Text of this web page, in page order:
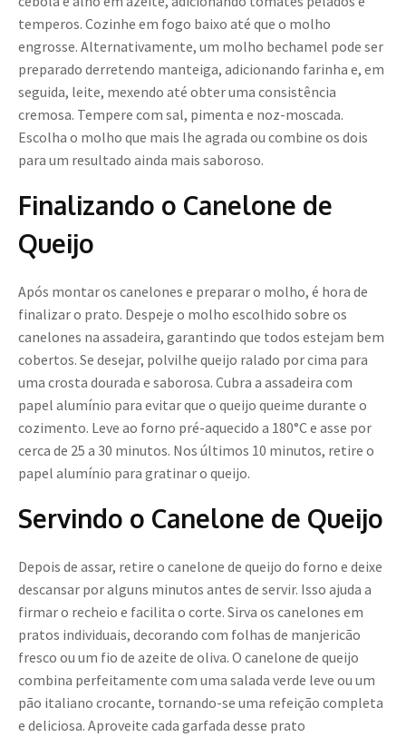
temperos. Cozinhe em fogo baixo até que o molho
engrosse. Alternativamente, um molho bechamel pode ser
preparado derretendo manteiga, adicionando farinha e, em
seguida, leite, mexendo até obter uma consistência
cremosa. Tempere com sal, pimenta e noz-moscada.
Escolha o molho que mais lhe agrada ou combine os dois
para um resultado ainda mais saboroso.
Finalizando o Canelone de
Queijo
Após montar os canelones e preparar o molho, é hora de
finalizar o prato. Despeje o molho escolhido sobre os
canelones na assadeira, garantindo que todos estejam bem
cobertos. Se desejar, polvilhe queijo ralado por cima para
uma crosta dourada e saborosa. Cubra a assadeira com
papel alumínio para evitar que o queijo queime durante o
cozimento. Leve ao forno pré-aquecido a 180°C e asse por
cerca de 25 a 30 minutos. Nos últimos 10 minutos, retire o
papel alumínio para gratinar o queijo.
Servindo o Canelone de Queijo
Depois de assar, retire o canelone de queijo do forno e deixe
descansar por alguns minutos antes de servir. Isso ajuda a
firmar o recheio e facilita o corte. Sirva os canelones em
pratos individuais, decorando com folhas de manjericão
fresco ou um fio de azeite de oliva. O canelone de queijo
combina perfeitamente com uma salada verde leve ou um
pão italiano crocante, tornando-se uma refeição completa
e deliciosa. Aproveite cada garfada desse prato